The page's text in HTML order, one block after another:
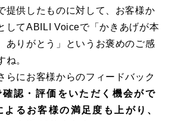
提供したものに対して、お客様か
してABILI Voiceで「かきあげが本
ありがとう」というお褒めのご感
ね。
らにお客様からのフィードバック
認・評価をいただく機会がで
よるお客様の満足度も上がり、